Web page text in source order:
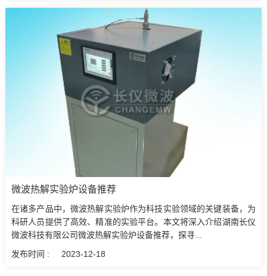
微波热解实验炉设备推荐
在诸多产品中，微波热解实验炉作为科技实验领域的关键装备，为
科研人员提供了高效、精准的实验平台。本文将深入介绍湖南长仪
微波科技有限公司微波热解实验炉设备推荐，探寻...
发布时间 :
2023-12-18